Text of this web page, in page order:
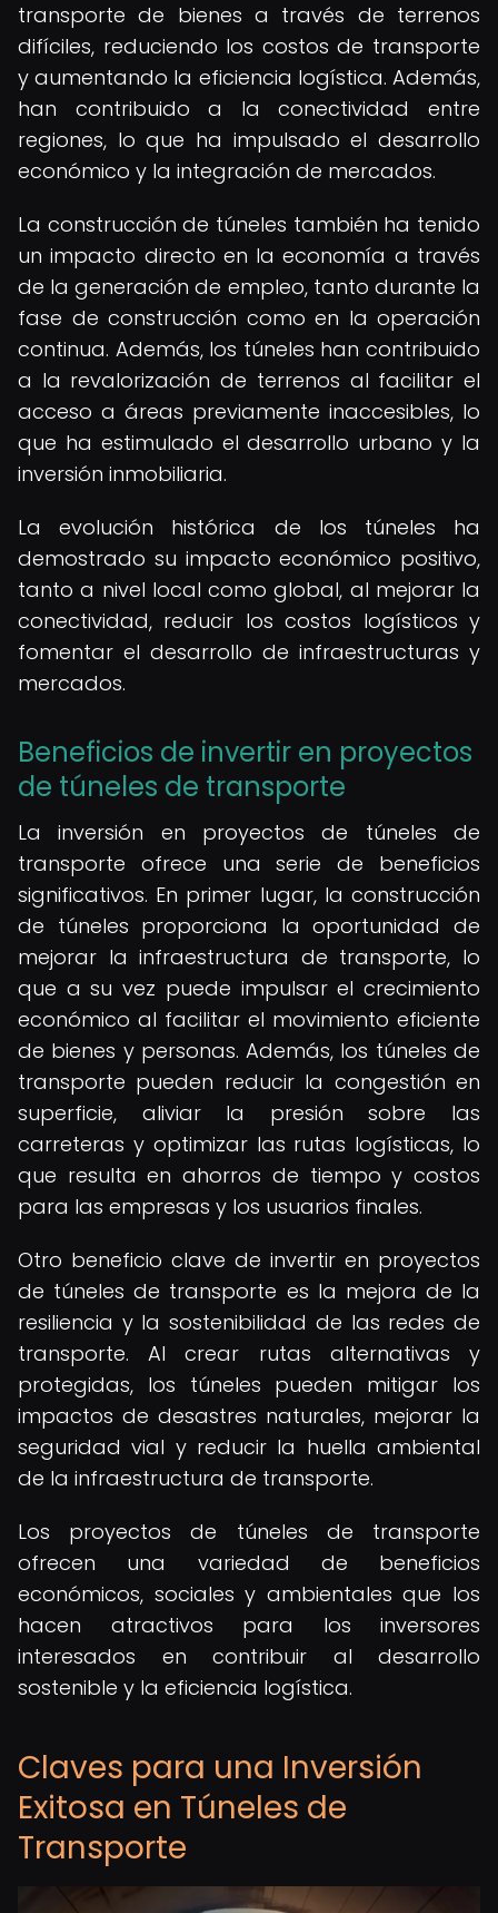
transporte de bienes a través de terrenos
difíciles, reduciendo los costos de transporte
y aumentando la eficiencia logística. Además,
han contribuido a la conectividad entre
regiones, lo que ha impulsado el desarrollo
económico y la integración de mercados.
La construcción de túneles también ha tenido
un impacto directo en la economía a través
de la generación de empleo, tanto durante la
fase de construcción como en la operación
continua. Además, los túneles han contribuido
a la revalorización de terrenos al facilitar el
acceso a áreas previamente inaccesibles, lo
que ha estimulado el desarrollo urbano y la
inversión inmobiliaria.
La evolución histórica de los túneles ha
demostrado su impacto económico positivo,
tanto a nivel local como global, al mejorar la
conectividad, reducir los costos logísticos y
fomentar el desarrollo de infraestructuras y
mercados.
Beneficios de invertir en proyectos
de túneles de transporte
La inversión en proyectos de túneles de
transporte ofrece una serie de beneficios
significativos. En primer lugar, la construcción
de túneles proporciona la oportunidad de
mejorar la infraestructura de transporte, lo
que a su vez puede impulsar el crecimiento
económico al facilitar el movimiento eficiente
de bienes y personas. Además, los túneles de
transporte pueden reducir la congestión en
superficie, aliviar la presión sobre las
carreteras y optimizar las rutas logísticas, lo
que resulta en ahorros de tiempo y costos
para las empresas y los usuarios finales.
Otro beneficio clave de invertir en proyectos
de túneles de transporte es la mejora de la
resiliencia y la sostenibilidad de las redes de
transporte. Al crear rutas alternativas y
protegidas, los túneles pueden mitigar los
impactos de desastres naturales, mejorar la
seguridad vial y reducir la huella ambiental
de la infraestructura de transporte.
Los proyectos de túneles de transporte
ofrecen una variedad de beneficios
económicos, sociales y ambientales que los
hacen atractivos para los inversores
interesados en contribuir al desarrollo
sostenible y la eficiencia logística.
Claves para una Inversión
Exitosa en Túneles de
Transporte